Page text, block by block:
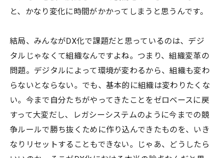
と、かなり変化に時間がかかってしまうと思うんです。
結局、みんながDX化で課題だと思っているのは、デジ
タルじゃなくて組織なんですよね。つまり、組織変革の
問題。デジタルによって環境が変わるから、組織も変わ
らないとならない。でも、基本的に組織は変わりたくな
い。今まで自分たちがやってきたことをゼロベースに戻
すって大変だし、レガシーシステムのように今までの競
争ルールで勝ち抜くために作り込んできたものを、いき
なりリセットすることもできない。じゃあ、どうしたら